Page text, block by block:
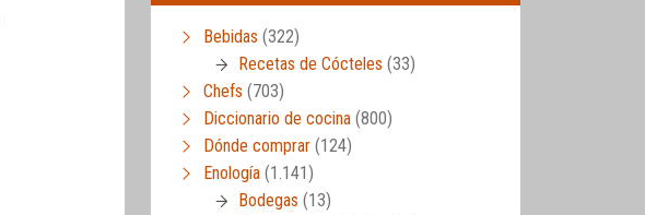
Bebidas (322)
Recetas de Cócteles (33)
Chefs (703)
Diccionario de cocina (800)
Dónde comprar (124)
Enología (1.141)
Bodegas (13)